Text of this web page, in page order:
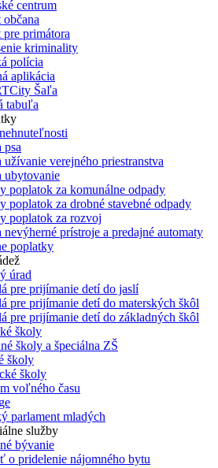
centrum
občana
pre primátora
kriminality
polícia
aplikácia
Šaľa
tabuľa
psa
užívanie verejného priestranstva
ubytovanie
poplatok za komunálne odpady
poplatok za drobné stavebné odpady
poplatok za rozvoj
nevýherné prístroje a predajné automaty
poplatky
úrad
pre prijímanie detí do jaslí
pre prijímanie detí do materských škôl
pre prijímanie detí do základných škôl
školy
školy a špeciálna ZŠ
školy
školy
voľného času
parlament mladých
služby
bývanie
o pridelenie nájomného bytu